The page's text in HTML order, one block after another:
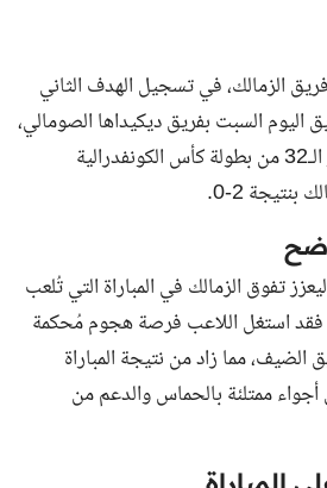
الزمالك، في تسجيل الهدف الثاني
اليوم السبت بفريق ديكيداها الصومالي،
وذلك في مباراة ذهاب دور الـ32 من بطولة كأس الكونفدرالية
بنتيجة 2-0.
تفوق الزمالك في المباراة التي تُلعب
فقد استغل اللاعب فرصة هجوم مُحكمة
مما زاد من نتيجة المباراة
ممتلئة بالحماس والدعم من